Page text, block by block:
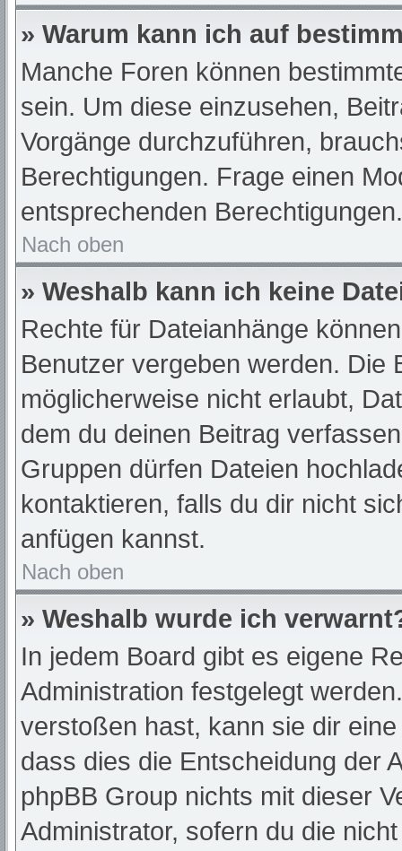
» Warum kann ich auf
Manche Foren können
sein. Um diese einzusehen,
Vorgänge durchzuführen,
Berechtigungen. Frage einen
entsprechenden Berechtigungen.
Nach oben
» Weshalb kann ich keine
Rechte für Dateianhänge
Benutzer vergeben werden. Die
möglicherweise nicht erlaubt,
dem du deinen Beitrag
Gruppen dürfen Dateien
kontaktieren, falls du dir nicht
anfügen kannst.
Nach oben
» Weshalb wurde ich
In jedem Board gibt es eigene
Administration festgelegt
verstoßen hast, kann sie dir
dass dies die Entscheidung der
phpBB Group nichts mit dieser
Administrator, sofern du die